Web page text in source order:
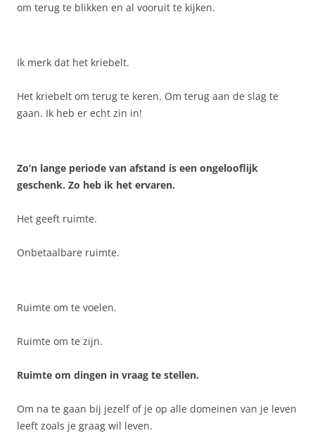
om terug te blikken en al vooruit te kijken.
Ik merk dat het kriebelt.
Het kriebelt om terug te keren. Om terug aan de slag te
gaan. Ik heb er echt zin in!
Zo’n lange periode van afstand is een ongelooflijk
geschenk. Zo heb ik het ervaren.
Het geeft ruimte.
Onbetaalbare ruimte.
Ruimte om te voelen.
Ruimte om te zijn.
Ruimte om dingen in vraag te stellen.
Om na te gaan bij jezelf of je op alle domeinen van je leven
leeft zoals je graag wil leven.